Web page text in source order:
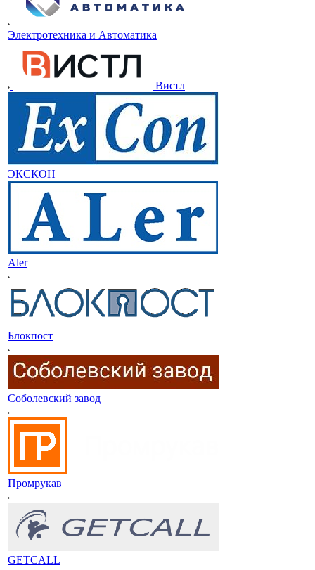
Электротехника и Автоматика
Вистл
ЭКСКОН
Aler
Блокпост
Соболевский завод
Промрукав
GETCALL